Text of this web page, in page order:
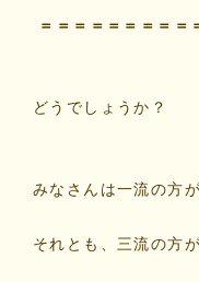
＝＝＝＝＝＝＝＝＝
どうでしょうか？
みなさんは一流の方
それとも、三流の方